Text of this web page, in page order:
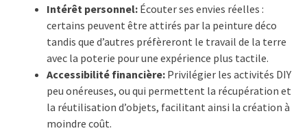
Intérêt personnel: Écouter ses envies réelles :
certains peuvent être attirés par la peinture déco
tandis que d’autres préfèreront le travail de la terre
avec la poterie pour une expérience plus tactile.
Accessibilité financière: Privilégier les activités DIY
peu onéreuses, ou qui permettent la récupération et
la réutilisation d’objets, facilitant ainsi la création à
moindre coût.